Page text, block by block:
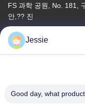
FS 과학 공원, No. 181,
안,?? 진
전화
86-0755-22300563
Jessie
Good day, what